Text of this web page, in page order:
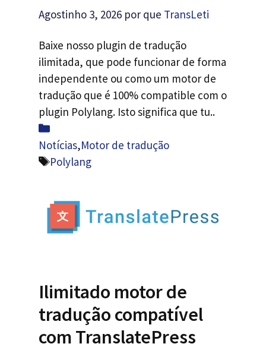
Agostinho 3, 2026 por que TransLeti
Baixe nosso plugin de tradução
ilimitada, que pode funcionar de forma
independente ou como um motor de
tradução que é 100% compatible com o
plugin Polylang. Isto significa que tu..
Categorias
Notícias,Motor de tradução
Etiquetas
Polylang
Ilimitado motor de
tradução compatível
com TranslatePress